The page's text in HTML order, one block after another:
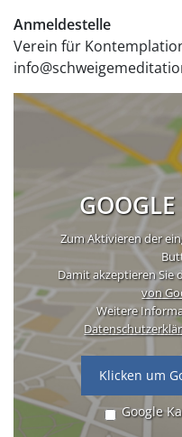
Anmeldestelle
Verein für
Zum Aktivieren der
Damit akzeptieren Sie
von
Weitere
Klicken um
Google